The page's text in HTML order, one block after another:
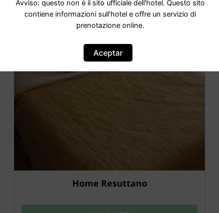
Home Resuttano
Avviso: questo non è il sito ufficiale dell'hotel. Questo sito
contiene informazioni sull'hotel e offre un servizio di
prenotazione online.
Aceptar